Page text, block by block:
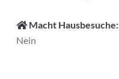
Macht Hausbesuche:
Nein